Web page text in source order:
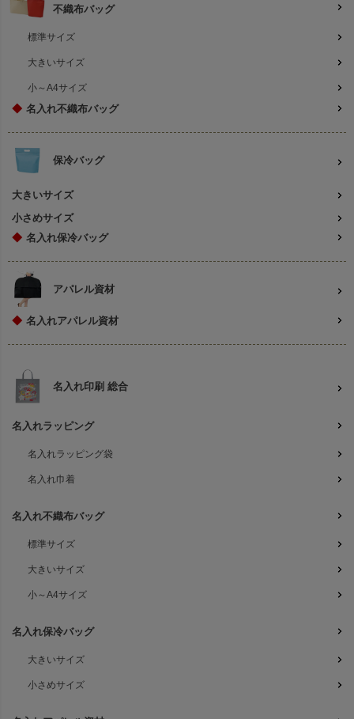
不織布バッグ
標準サイズ
大きいサイズ
小～A4サイズ
◆ 名入れ不織布バッグ
保冷バッグ
大きいサイズ
小さめサイズ
◆ 名入れ保冷バッグ
アパレル資材
◆ 名入れアパレル資材
名入れ印刷 総合
名入れラッピング
名入れラッピング袋
名入れ巾着
名入れ不織布バッグ
標準サイズ
大きいサイズ
小～A4サイズ
名入れ保冷バッグ
大きいサイズ
小さめサイズ